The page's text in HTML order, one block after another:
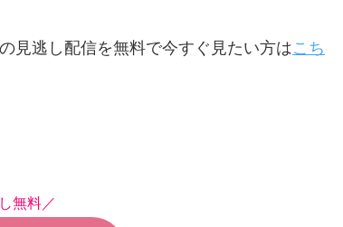
見逃し配信を無料で今すぐ見たい方はこち
無料／